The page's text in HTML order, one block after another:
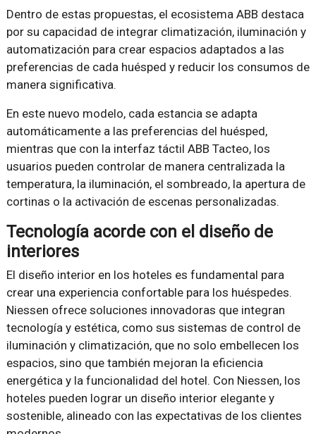
Dentro de estas propuestas, el ecosistema ABB destaca
por su capacidad de integrar climatización, iluminación y
automatización para crear espacios adaptados a las
preferencias de cada huésped y reducir los consumos de
manera significativa.
En este nuevo modelo, cada estancia se adapta
automáticamente a las preferencias del huésped,
mientras que con la interfaz táctil ABB Tacteo, los
usuarios pueden controlar de manera centralizada la
temperatura, la iluminación, el sombreado, la apertura de
cortinas o la activación de escenas personalizadas.
Tecnología acorde con el diseño de
interiores
El diseño interior en los hoteles es fundamental para
crear una experiencia confortable para los huéspedes.
Niessen ofrece soluciones innovadoras que integran
tecnología y estética, como sus sistemas de control de
iluminación y climatización, que no solo embellecen los
espacios, sino que también mejoran la eficiencia
energética y la funcionalidad del hotel. Con Niessen, los
hoteles pueden lograr un diseño interior elegante y
sostenible, alineado con las expectativas de los clientes